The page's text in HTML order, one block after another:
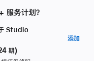
务计划？
Studio
期)
添加